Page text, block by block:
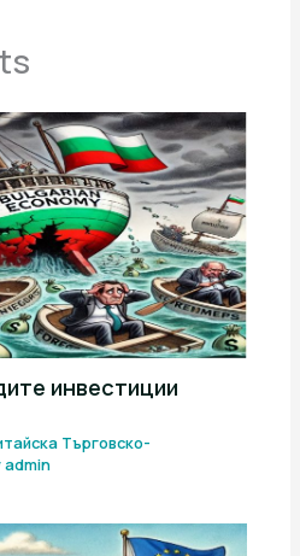
инвестиции
Търговско-
admin